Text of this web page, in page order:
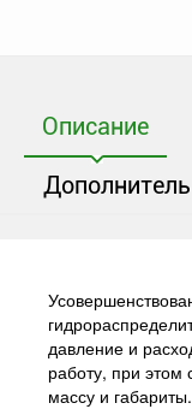
Описание
давление и
работу, при этом
массу и габариты.